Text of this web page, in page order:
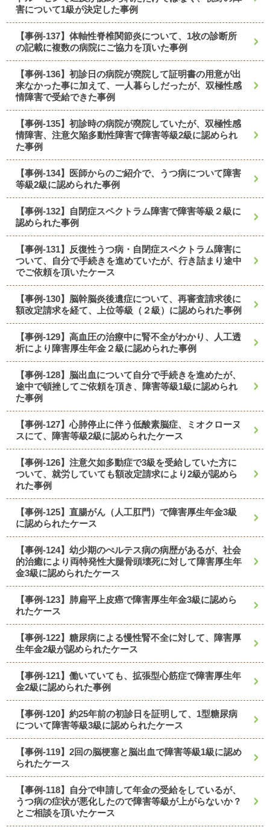
害について1級が決定した事例
【事例-137】体軸性脊椎関節炎について、1枚の診断所
の記載に複数の病院にご協力を頂いた事例
【事例-136】初診日の病院が廃院して証明書の用意が出
来なかった事に加えて、一人暮らしだったが、双極性感
情障害で受給できた事例
【事例-135】初診時の病院が廃院していたが、双極性感
情障害、注意欠陥多動性障害で障害等級2級に認められ
た事例
【事例-134】医師からのご紹介で、うつ病について障害
等級2級に認められた事例
【事例-132】自閉症スペクトラム障害で障害等級２級に
認められた事例
【事例-131】反復性うつ病・自閉症スペクトラム障害に
ついて、自分で手続きを進めていたが、行き詰まり途中
でご依頼を頂いたケース
【事例-130】脳幹脳炎後遺症について、再審査請求後に
額改定請求を経て、上位等級（２級）に認められた事例
【事例-129】高血圧の治療中に腎不全がわかり、人工透
析により障害厚生年金２級に認められた事例
【事例-128】脳出血について自分で手続きを進めたが、
途中で頓挫してご依頼を頂き、障害等級1級に認められ
た事例
【事例-127】心肺停止に伴う低酸素脳症、ミオクローヌ
スにて、障害等級2級に認められたケース
【事例-126】注意欠如多動症で3級を受給していた方に
ついて、就労していても額改定請求により2級が認めら
れた事例
【事例-125】直腸がん（人工肛門）で障害厚生年金3級
に認められたケース
【事例-124】幼少期のぺルテス病の病歴があるが、社会
的治癒により両特発性大腿骨頭壊死に対して障害厚生年
金3級に認められたケース
【事例-123】肺扁平上皮癌で障害厚生年金3級に認めら
れたケース
【事例-122】糖尿病による慢性腎不全に対して、障害厚
生年金2級が認められたケース
【事例-121】働いていても、拡張型心筋症で障害厚生年
金2級に認められた事例
【事例-120】約25年前の初診日を証明して、1型糖尿病
について障害等級3級に認められたケース
【事例-119】2回の脳梗塞と脳出血で障害等級1級に認め
られたケース
【事例-118】自分で申請して年金の受給をしているが、
うつ病の症状が悪化したので障害等級が上がらないか？
とご相談を頂いたケース